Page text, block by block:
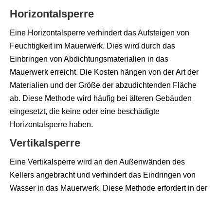
Horizontalsperre
Eine Horizontalsperre verhindert das Aufsteigen von
Feuchtigkeit im Mauerwerk. Dies wird durch das
Einbringen von Abdichtungsmaterialien in das
Mauerwerk erreicht. Die Kosten hängen von der Art der
Materialien und der Größe der abzudichtenden Fläche
ab. Diese Methode wird häufig bei älteren Gebäuden
eingesetzt, die keine oder eine beschädigte
Horizontalsperre haben.
Vertikalsperre
Eine Vertikalsperre wird an den Außenwänden des
Kellers angebracht und verhindert das Eindringen von
Wasser in das Mauerwerk. Diese Methode erfordert in der